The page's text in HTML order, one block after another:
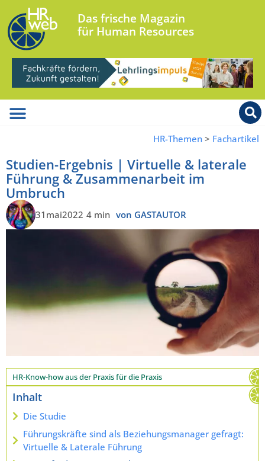
Das frische Magazin
für Human Resources
HR-Themen > Fachartikel
Studien-Ergebnis | Virtuelle & laterale
Führung & Zusammenarbeit im
Umbruch
31mai2022 4 min von GASTAUTOR
HR-Know-how aus der Praxis für die Praxis
Inhalt
Die Studie
Führungskräfte sind als Beziehungsmanager gefragt:
Virtuelle & Laterale Führung